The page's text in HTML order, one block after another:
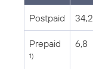
Postpaid 34,2
Prepaid
1)
6,8